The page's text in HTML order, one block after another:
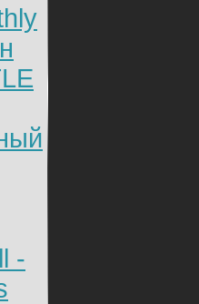
-